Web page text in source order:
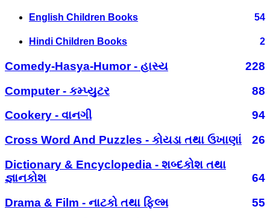
English Children Books 54
Hindi Children Books 2
Comedy-Hasya-Humor - હાસ્ય
228
Computer - કમ્પ્યુટર
88
Cookery - વાનગી
94
Cross Word And Puzzles - કોયડા તથા ઉખાણાં
26
Dictionary & Encyclopedia - શબ્દકોશ તથા
જ્ઞાનકોશ
64
Drama & Film - નાટકો તથા ફિલ્મ
55